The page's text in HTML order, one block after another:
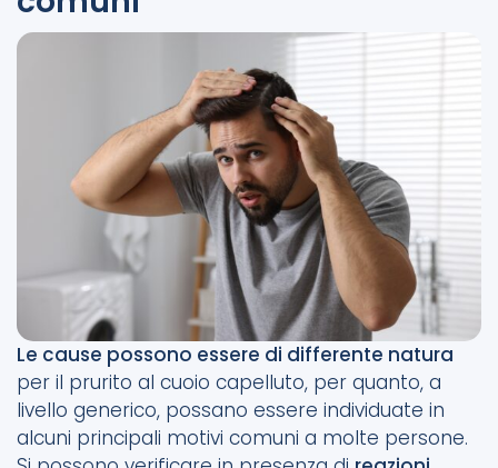
Le cause possono essere di differente natura
per il prurito al cuoio capelluto, per quanto, a
livello generico, possano essere individuate in
alcuni principali motivi comuni a molte persone.